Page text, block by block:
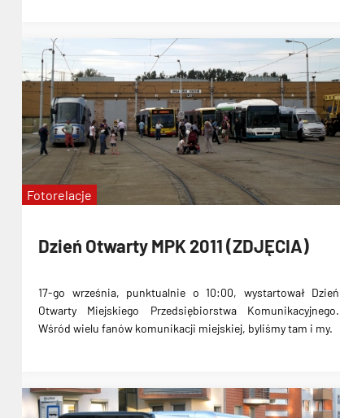
Dzień Otwarty MPK 2011 (ZDJĘCIA)
17-go września, punktualnie o 10:00, wystartował Dzień
Otwarty Miejskiego Przedsiębiorstwa Komunikacyjnego.
Wśród wielu fanów komunikacji miejskiej, byliśmy tam i my.
Fotorelacje